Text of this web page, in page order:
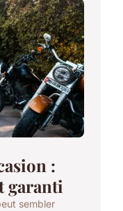
:
garanti
sembler